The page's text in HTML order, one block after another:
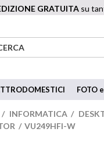
GRATUITAsu
FOTO
/ INFORMATICA /
/ VU249HFI-W